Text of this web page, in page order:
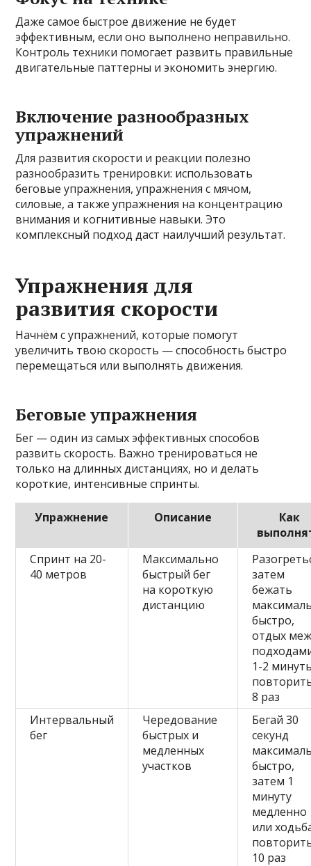
Даже самое быстрое движение не будет
эффективным, если оно выполнено неправильно.
Контроль техники помогает развить правильные
двигательные паттерны и экономить энергию.
Включение разнообразных
упражнений
Для развития скорости и реакции полезно
разнообразить тренировки: использовать
беговые упражнения, упражнения с мячом,
силовые, а также упражнения на концентрацию
внимания и когнитивные навыки. Это
комплексный подход даст наилучший результат.
Упражнения для
развития скорости
Начнём с упражнений, которые помогут
увеличить твою скорость — способность быстро
перемещаться или выполнять движения.
Беговые упражнения
Бег — один из самых эффективных способов
развить скорость. Важно тренироваться не
только на длинных дистанциях, но и делать
короткие, интенсивные спринты.
Упражнение Описание
Как
Спринт на 20-
40 метров
Максимально
быстрый бег
на короткую
дистанцию
затем
бежать
быстро,
отдых
1-2
8 раз
Интервальный
бег
Чередование
быстрых и
медленных
участков
Бегай 30
секунд
быстро,
затем 1
минуту
медленно
или
10 раз